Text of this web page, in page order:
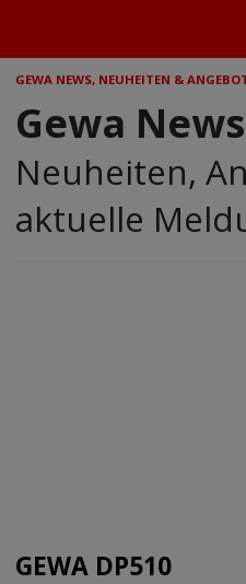
GEWA NEWS, NEUHEITEN &
Gewa News
Neuheiten,
aktuelle
GEWA DP510